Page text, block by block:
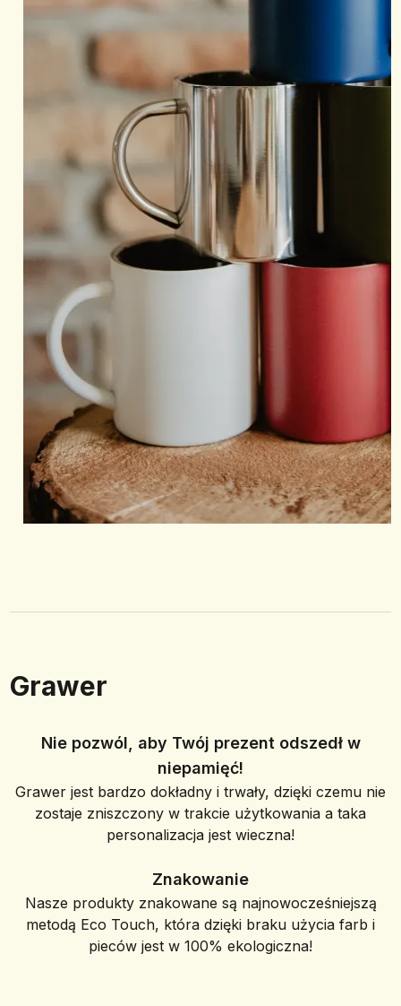
Grawer
Nie pozwól, aby Twój prezent odszedł w
niepamięć!
Grawer jest bardzo dokładny i trwały, dzięki czemu nie
zostaje zniszczony w trakcie użytkowania a taka
personalizacja jest wieczna!
Znakowanie
Nasze produkty znakowane są najnowocześniejszą
metodą Eco Touch, która dzięki braku użycia farb i
pieców jest w 100% ekologiczna!